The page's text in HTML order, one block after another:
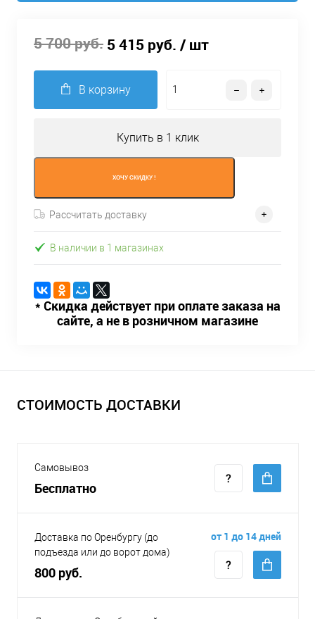
5 700 руб. 5 415 руб. / шт
В корзину
Купить в 1 клик
ХОЧУ СКИДКУ !
Рассчитать доставку
В наличии в 1 магазинах
* Скидка действует при оплате заказа на
сайте, а не в розничном магазине
СТОИМОСТЬ ДОСТАВКИ
Самовывоз
Бесплатно
Доставка по Оренбургу (до
подъезда или до ворот дома)
800 руб.
от 1 до 14 дней